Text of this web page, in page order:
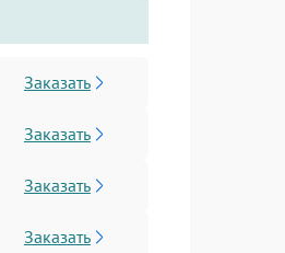
Заказать
Заказать
Заказать
Заказать